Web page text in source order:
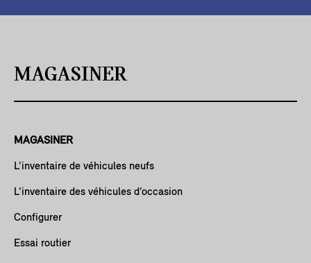
MAGASINER
MAGASINER
L’inventaire de véhicules neufs
L’inventaire des véhicules d’occasion
Configurer
Essai routier